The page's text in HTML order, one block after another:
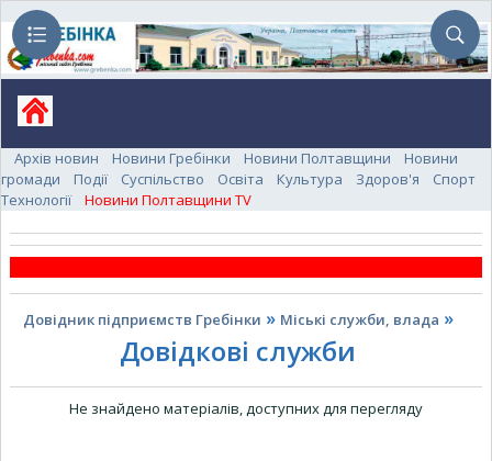
Архів новин Новини Гребінки Новини Полтавщини
Новини
громади
Події Суспільство Освіта Культура Здоров'я
Спорт
Технології
Новини Полтавщини TV
Довідник підприємств Гребінки » Міські служби, влада »
Довідкові служби
Не знайдено матеріалів, доступних для перегляду